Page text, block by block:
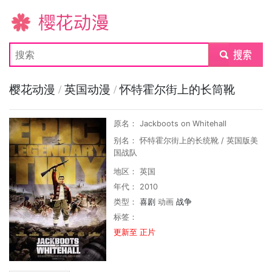
樱花动漫
submit
樱花动漫 / 英国动漫 /怀特霍尔街上的长筒靴
原名： Jackboots on Whitehall
别名： 怀特霍尔街上的长统靴 / 英国版美
国战队
地区： 英国
年代： 2010
类型：喜剧 动画 战争
标签：
更新至 正片